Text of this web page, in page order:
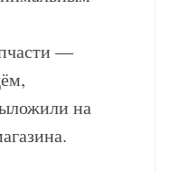
—
на